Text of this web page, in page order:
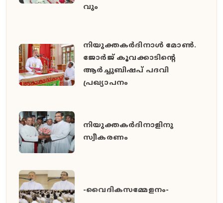
വും
നിയുക്തകർദിനാൾ മോൺ.
ജോർജ് കൂവക്കാടിൻ്റെ
ആർച്ചുബിഷപ് പദവി
പ്രഖ്യാപനം
നിയുക്തകർദിനാളിനു
സ്വീകരണം
-വൈദികസമ്മേളനം-